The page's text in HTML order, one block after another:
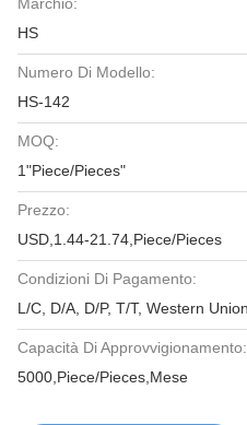
HS
Numero Di Modello:
HS-142
MOQ:
1"Piece/Pieces"
Prezzo:
USD,1.44-21.74,Piece/Pieces
Condizioni Di Pagamento:
L/C, D/A, D/P, T/T, Western
Capacità Di Approvvigionamento:
5000,Piece/Pieces,Mese